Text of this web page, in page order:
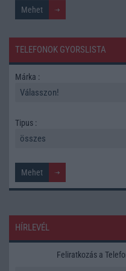
TELEFONOK GYORSLISTA
Márka :
Tipus :
HÍRLEVÉL
Feliratkozás a